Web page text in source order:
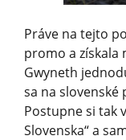
Práve na tejto
promo a získala
Gwyneth
sa na slovenské
Postupne si tak
Slovenska“ a